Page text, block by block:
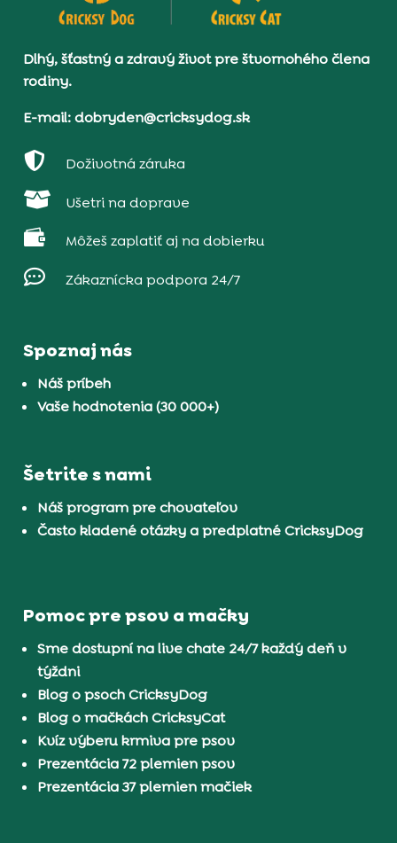
Dlhý, šťastný a zdravý život pre štvornohého člena
rodiny.
E-mail: dobryden@cricksydog.sk
 Doživotná záruka
 Ušetri na doprave
 Môžeš zaplatiť aj na dobierku
 Zákaznícka podpora 24/7
Spoznaj nás
Náš príbeh
Vaše hodnotenia (30 000+)
Šetrite s nami
Náš program pre chovateľov
Často kladené otázky a predplatné CricksyDog
Pomoc pre psov a mačky
Sme dostupní na live chate 24/7 každý deň v
týždni
Blog o psoch CricksyDog
Blog o mačkách CricksyCat
Kvíz výberu krmiva pre psov
Prezentácia 72 plemien psov
Prezentácia 37 plemien mačiek